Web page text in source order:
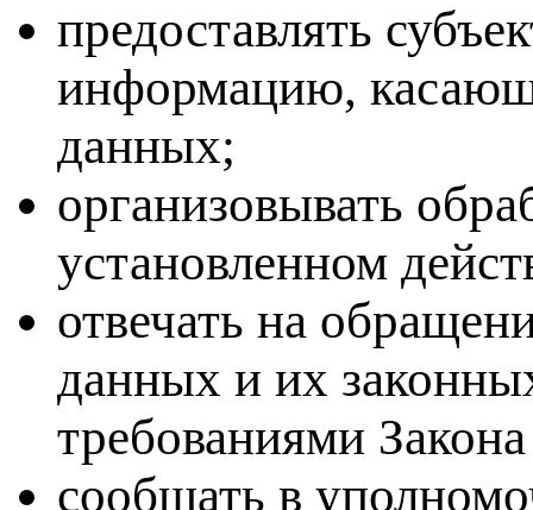
предоставлять
информацию,
данных;
организовывать
установленном
отвечать на
данных и их
требованиями
сообщать в